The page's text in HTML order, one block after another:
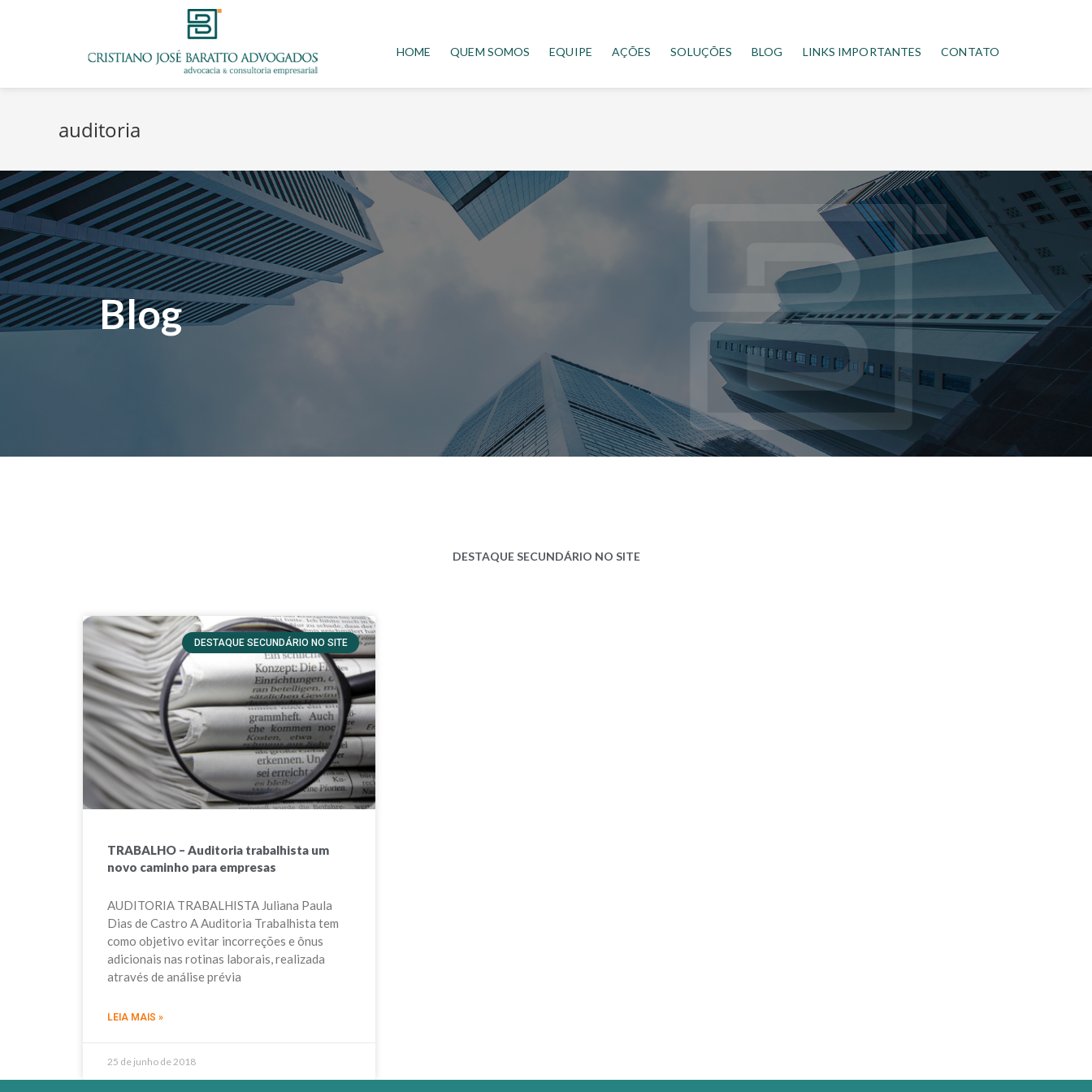
HOME QUEM SOMOS EQUIPE AÇÕES SOLUÇÕES BLOG LINKS IMPORTANTES CONTATO
auditoria
Blog
DESTAQUE SECUNDÁRIO NO SITE
DESTAQUE SECUNDÁRIO NO SITE
TRABALHO – Auditoria trabalhista um
novo caminho para empresas
AUDITORIA TRABALHISTA Juliana Paula
Dias de Castro A Auditoria Trabalhista tem
como objetivo evitar incorreções e ônus
adicionais nas rotinas laborais, realizada
através de análise prévia
LEIA MAIS »
25 de junho de 2018